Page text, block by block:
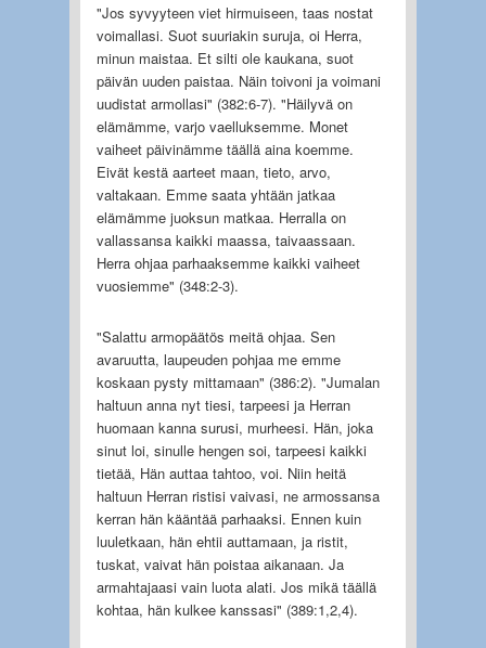
"Jos syvyyteen viet hirmuiseen, taas nostat
voimallasi. Suot suuriakin suruja, oi Herra,
minun maistaa. Et silti ole kaukana, suot
päivän uuden paistaa. Näin toivoni ja voimani
uudistat armollasi" (382:6-7). "Häilyvä on
elämämme, varjo vaelluksemme. Monet
vaiheet päivinämme täällä aina koemme.
Eivät kestä aarteet maan, tieto, arvo,
valtakaan. Emme saata yhtään jatkaa
elämämme juoksun matkaa. Herralla on
vallassansa kaikki maassa, taivaassaan.
Herra ohjaa parhaaksemme kaikki vaiheet
vuosiemme" (348:2-3).
"Salattu armopäätös meitä ohjaa. Sen
avaruutta, laupeuden pohjaa me emme
koskaan pysty mittamaan" (386:2). "Jumalan
haltuun anna nyt tiesi, tarpeesi ja Herran
huomaan kanna surusi, murheesi. Hän, joka
sinut loi, sinulle hengen soi, tarpeesi kaikki
tietää, Hän auttaa tahtoo, voi. Niin heitä
haltuun Herran ristisi vaivasi, ne armossansa
kerran hän kääntää parhaaksi. Ennen kuin
luuletkaan, hän ehtii auttamaan, ja ristit,
tuskat, vaivat hän poistaa aikanaan. Ja
armahtajaasi vain luota alati. Jos mikä täällä
kohtaa, hän kulkee kanssasi" (389:1,2,4).